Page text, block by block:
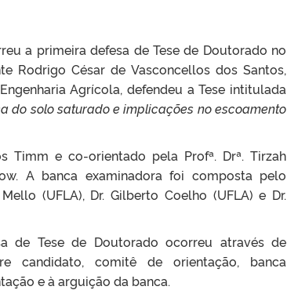
a primeira defesa de Tese de Doutorado no
Rodrigo César de Vasconcellos dos Santos,
Agrícola, defendeu a Tese intitulada
solo saturado e implicações no escoamento
e co-orientado pela Profª. Drª. Tirzah
A banca examinadora foi composta pelo
(UFLA), Dr. Gilberto Coelho (UFLA) e Dr.
de Tese de Doutorado ocorreu através de
candidato, comitê de orientação, banca
e à arguição da banca.